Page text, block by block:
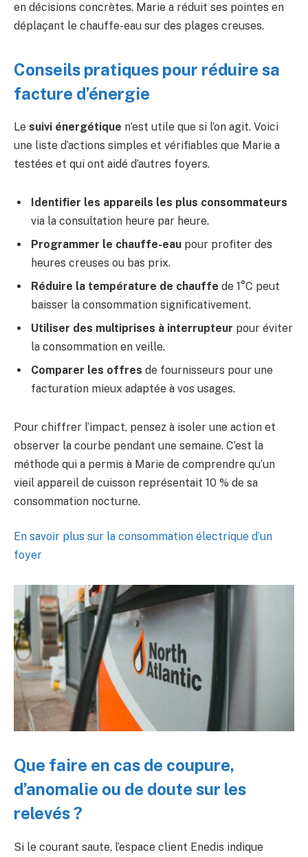
en décisions concrètes. Marie a réduit ses pointes en
déplaçant le chauffe-eau sur des plages creuses.
Conseils pratiques pour réduire sa
facture d’énergie
Le suivi énergétique n’est utile que si l’on agit. Voici
une liste d’actions simples et vérifiables que Marie a
testées et qui ont aidé d’autres foyers.
Identifier les appareils les plus consommateurs
via la consultation heure par heure.
Programmer le chauffe-eau pour profiter des
heures creuses ou bas prix.
Réduire la température de chauffe de 1°C peut
baisser la consommation significativement.
Utiliser des multiprises à interrupteur pour éviter
la consommation en veille.
Comparer les offres de fournisseurs pour une
facturation mieux adaptée à vos usages.
Pour chiffrer l’impact, pensez à isoler une action et
observer la courbe pendant une semaine. C’est la
méthode qui a permis à Marie de comprendre qu’un
vieil appareil de cuisson représentait 10 % de sa
consommation nocturne.
En savoir plus sur la consommation électrique d’un
foyer
Que faire en cas de coupure,
d’anomalie ou de doute sur les
relevés ?
Si le courant saute, l’espace client Enedis indique